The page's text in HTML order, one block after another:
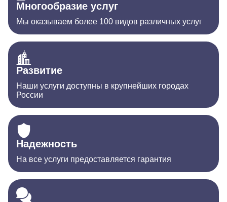
Многообразие услуг
Мы оказываем более 100 видов различных услуг
Развитие
Наши услуги доступны в крупнейших городах
России
Надежность
На все услуги предоставляется гарантия